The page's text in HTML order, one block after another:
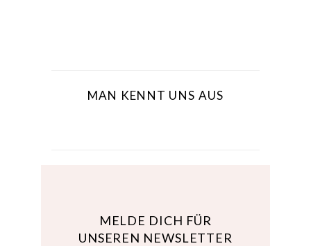
MAN KENNT UNS AUS
MELDE DICH FÜR
UNSEREN NEWSLETTER